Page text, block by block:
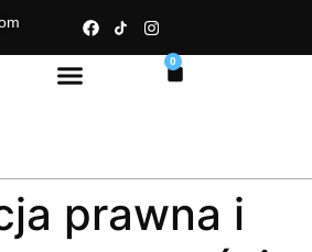
0
prawna i